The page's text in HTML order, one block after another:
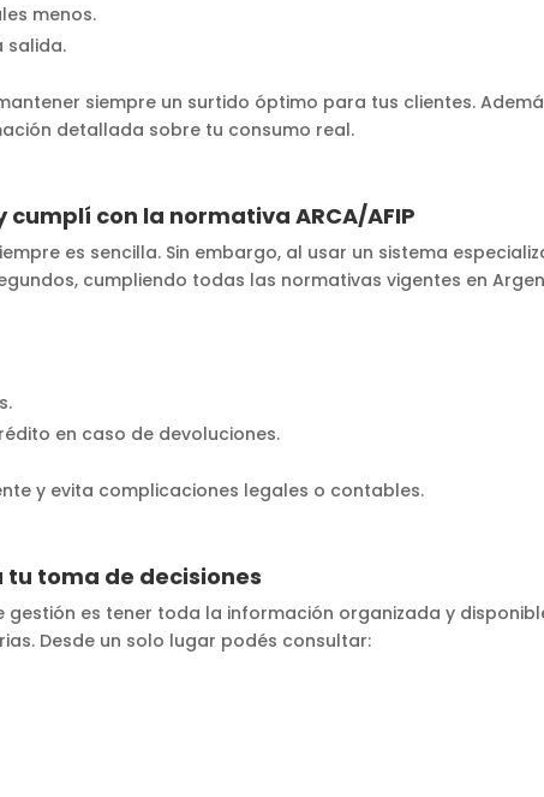
menos.
salida.
siempre un surtido óptimo para tus clientes.
detallada sobre tu consumo real.
con la normativa ARCA/AFIP
es sencilla. Sin embargo, al usar un sistema
cumpliendo todas las normativas vigentes en
en caso de devoluciones.
y evita complicaciones legales o contables.
toma de decisiones
es tener toda la información organizada y
Desde un solo lugar podés consultar: